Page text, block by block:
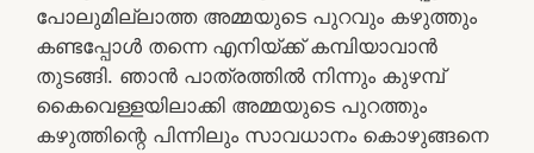
പോലുമില്ലാത്ത അമ്മയുടെ പുറവും കഴുത്തും
കണ്ടപ്പോൾ തന്നെ എനിയ്ക്ക് കമ്പിയാവാൻ
തുടങ്ങി. ഞാൻ പാത്രത്തിൽ നിന്നും കുഴമ്പ്
കൈവെള്ളയിലാക്കി അമ്മയുടെ പുറത്തും
കഴുത്തിന്റെ പിന്നിലും സാവധാനം കൊഴുങ്ങനെ